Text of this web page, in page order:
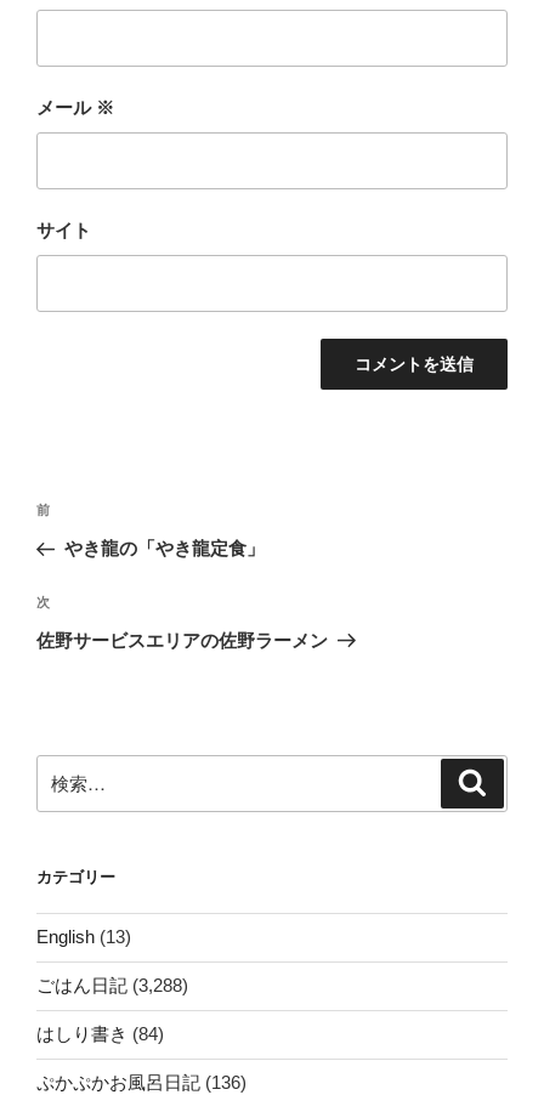
メール ※
サイト
投
ナ
ビ
ゲ
ン
前
の
稿
前
やき龍の「やき龍定食」
次
の
次
佐野サービスエリアの佐野ラーメン
索:
カテゴリー
English (13)
ごはん日記 (3,288)
はしり書き (84)
ぷかぷかお風呂日記 (136)